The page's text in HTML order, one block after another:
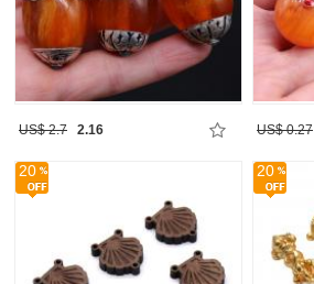
US$ 2.7 2.16 US$ 0.27
20 20